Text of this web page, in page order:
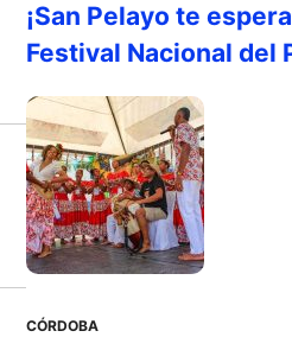
¡San Pelayo te
Festival Nacional del
CÓRDOBA